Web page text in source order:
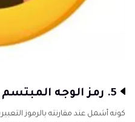
5. رمز الوجه المبتسم
كونه أشمل عند مقارنته بالرموز